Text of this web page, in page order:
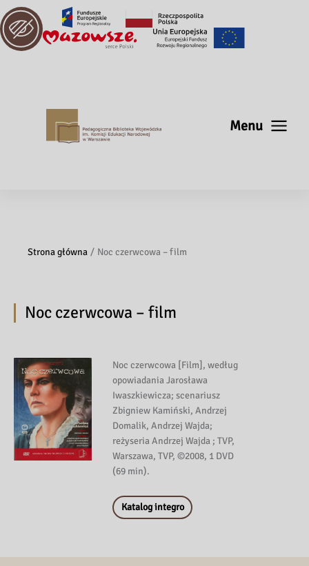
Menu
Strona główna Noc czerwcowa – film
Noc czerwcowa – film
Noc czerwcowa [Film], według
opowiadania Jarosława
Iwaszkiewicza; scenariusz
Zbigniew Kamiński, Andrzej
Domalik, Andrzej Wajda;
reżyseria Andrzej Wajda ; TVP,
Warszawa, TVP, ©2008, 1 DVD
(69 min).
Katalog integro